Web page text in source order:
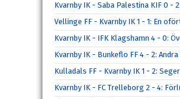
Kvarnby IK - Saba Palestina KIF 0 -
Vellinge FF - Kvarnby IK 1 - 1: En
Kvarnby IK - IFK Klagshamn 4 - 0:
Kvarnby IK - Bunkeflo FF 4 - 2:
Kulladals FF - Kvarnby IK 1 - 2:
Kvarnby IK - FC Trelleborg 2 - 4: